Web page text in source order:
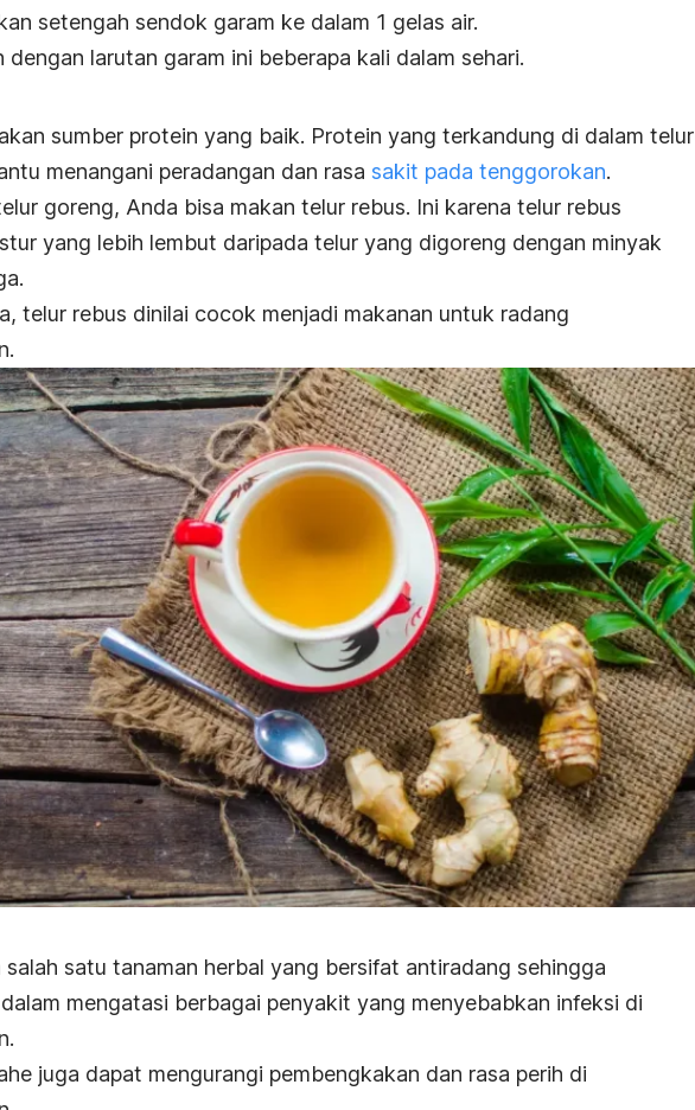
setengah sendok garam ke dalam 1 gelas air.
dengan larutan garam ini beberapa kali dalam sehari.
sumber protein yang baik. Protein yang terkandung di dalam telur
menangani peradangan dan rasa sakit pada tenggorokan.
goreng, Anda bisa makan telur rebus. Ini karena telur rebus
yang lebih lembut daripada telur yang digoreng dengan minyak
telur rebus dinilai cocok menjadi makanan untuk radang
salah satu tanaman herbal yang bersifat antiradang sehingga
mengatasi berbagai penyakit yang menyebabkan infeksi di
juga dapat mengurangi pembengkakan dan rasa perih di